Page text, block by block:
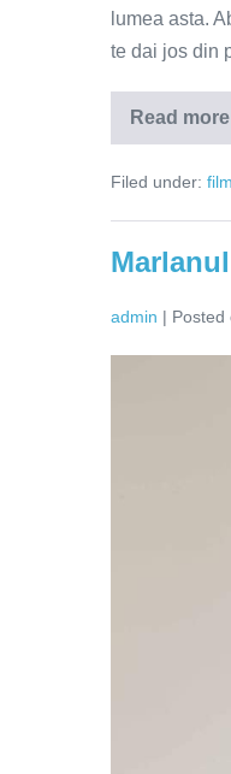
lumea asta.
te dai jos din
Read more
Filed under:
admin | Posted